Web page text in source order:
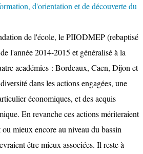
d'orientation et de découverte du
de l'école, le PIIODMEP (rebaptisé
l'année 2014-2015 et généralisé à la
académies : Bordeaux, Caen, Dijon et
dans les actions engagées, une
économiques, et des acquis
En revanche ces actions mériteraient
mieux encore au niveau du bassin
être mieux associées. Il reste à